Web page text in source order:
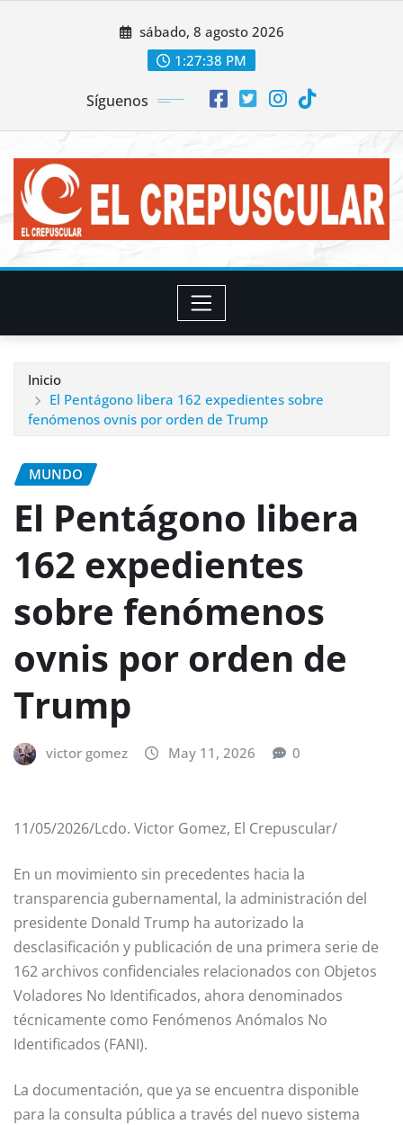
sábado, 8 agosto 2026
1:27:41 PM
Síguenos
Inicio
El Pentágono libera 162 expedientes sobre
fenómenos ovnis por orden de Trump
MUNDO
El Pentágono libera
162 expedientes
sobre fenómenos
ovnis por orden de
Trump
victor gomez May 11, 2026 0
11/05/2026/Lcdo. Victor Gomez, El Crepuscular/
En un movimiento sin precedentes hacia la
transparencia gubernamental, la administración del
presidente Donald Trump ha autorizado la
desclasificación y publicación de una primera serie de
162 archivos confidenciales relacionados con Objetos
Voladores No Identificados, ahora denominados
técnicamente como Fenómenos Anómalos No
Identificados (FANI).
La documentación, que ya se encuentra disponible
para la consulta pública a través del nuevo sistema